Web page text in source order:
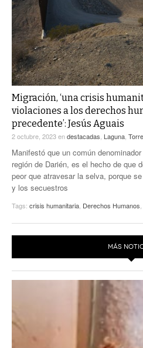
CONTEXTOS
TRAYECTO LAGUNA
A MEDIA MAÑANA
A TODA LEY
ENTRE LAGUNEROS
DIÁLOGOS CON LA HISTORIA
TWEETS AND BEATS
LA MEJOR 97.1 ESTÉREO
ACTUALIDADES GREM
PULSO
Migración, ‘una crisis
violaciones a los derechos
precedente’: Jesús Aguais
2 octubre, 2023endestacadas Laguna
Manifestó que un común
región de Darién, es el hecho de que
peor que atravesar la selva, porque
y los secuestros
Tags: crisis humanitaria Derechos Humanos
MÁS